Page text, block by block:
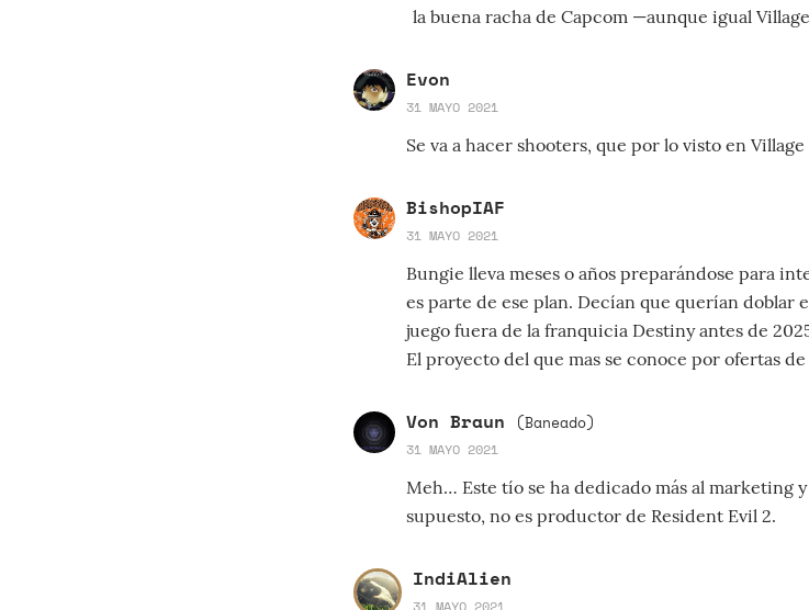
la buena racha de Capcom —aunque igual
Evon
31 MAYO 2021
Se va a hacer shooters, que por lo visto en
BishopIAF
31 MAYO 2021
Bungie lleva meses o años preparándose para
es parte de ese plan. Decían que querían doblar
juego fuera de la franquicia Destiny antes de
El proyecto del que mas se conoce por ofertas
Von Braun (Baneado)
31 MAYO 2021
Meh… Este tío se ha dedicado más al marketing
supuesto, no es productor de Resident Evil 2.
IndiAlien
31 MAYO 2021